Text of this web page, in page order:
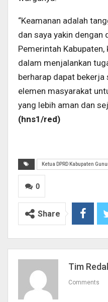
“Keamanan adalah
dan saya yakin dengan
Pemerintah
dalam menjalankan
berharap dapat
elemen masyarakat
yang lebih aman dan
(hns1/red)
Ketua DPRD Kabupaten
0
Share
Tim
Comments